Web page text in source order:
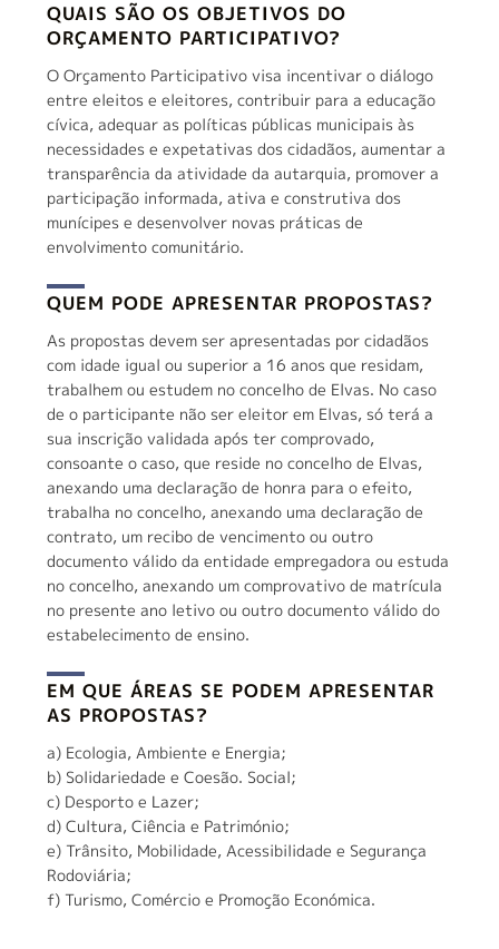
Do que está à procura?
QUAIS SÃO OS OBJETIVOS DO
ORÇAMENTO PARTICIPATIVO?
O Orçamento Participativo visa incentivar o diálogo
entre eleitos e eleitores, contribuir para a educação
cívica, adequar as políticas públicas municipais às
necessidades e expetativas dos cidadãos, aumentar a
transparência da atividade da autarquia, promover a
participação informada, ativa e construtiva dos
munícipes e desenvolver novas práticas de
envolvimento comunitário.
QUEM PODE APRESENTAR PROPOSTAS?
As propostas devem ser apresentadas por cidadãos
com idade igual ou superior a 16 anos que residam,
trabalhem ou estudem no concelho de Elvas. No caso
de o participante não ser eleitor em Elvas, só terá a
sua inscrição validada após ter comprovado,
consoante o caso, que reside no concelho de Elvas,
anexando uma declaração de honra para o efeito,
trabalha no concelho, anexando uma declaração de
contrato, um recibo de vencimento ou outro
documento válido da entidade empregadora ou estuda
no concelho, anexando um comprovativo de matrícula
no presente ano letivo ou outro documento válido do
estabelecimento de ensino.
EM QUE ÁREAS SE PODEM APRESENTAR
AS PROPOSTAS?
a) Ecologia, Ambiente e Energia;
b) Solidariedade e Coesão. Social;
c) Desporto e Lazer;
d) Cultura, Ciência e Património;
e) Trânsito, Mobilidade, Acessibilidade e Segurança
Rodoviária;
f) Turismo, Comércio e Promoção Económica.